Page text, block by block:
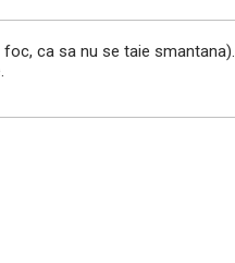
ca sa nu se taie smantana).